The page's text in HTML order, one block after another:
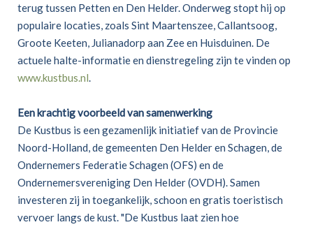
terug tussen Petten en Den Helder. Onderweg stopt hij op
populaire locaties, zoals Sint Maartenszee, Callantsoog,
Groote Keeten, Julianadorp aan Zee en Huisduinen. De
actuele halte-informatie en dienstregeling zijn te vinden op
www.kustbus.nl
Een krachtig voorbeeld van samenwerking
De Kustbus is een gezamenlijk initiatief van de Provincie
Noord-Holland, de gemeenten Den Helder en Schagen, de
Ondernemers Federatie Schagen (OFS) en de
Ondernemersvereniging Den Helder (OVDH). Samen
investeren zij in toegankelijk, schoon en gratis toeristisch
vervoer langs de kust. "De Kustbus laat zien hoe